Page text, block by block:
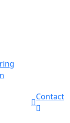
Contact